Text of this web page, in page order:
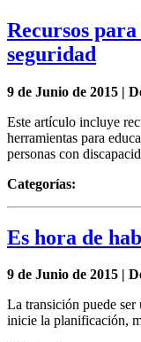
Recursos
seguridad
9 de Junio de 2015 |
Este artículo incluye
herramientas para
personas con
Categorías:
Es hora de
9 de Junio de 2015 |
La transición puede ser
inicie la planificación,